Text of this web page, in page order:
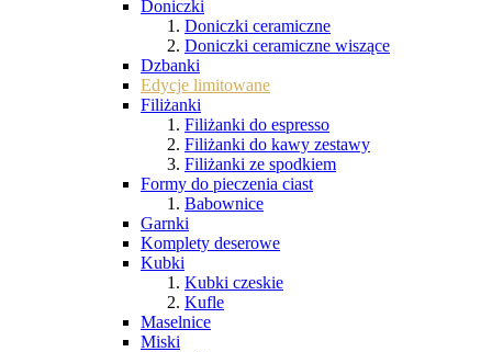
Doniczki
Doniczki ceramiczne
Doniczki ceramiczne wiszące
Dzbanki
Edycje limitowane
Filiżanki
Filiżanki do espresso
Filiżanki do kawy zestawy
Filiżanki ze spodkiem
Formy do pieczenia ciast
Babownice
Garnki
Komplety deserowe
Kubki
Kubki czeskie
Kufle
Maselnice
Miski